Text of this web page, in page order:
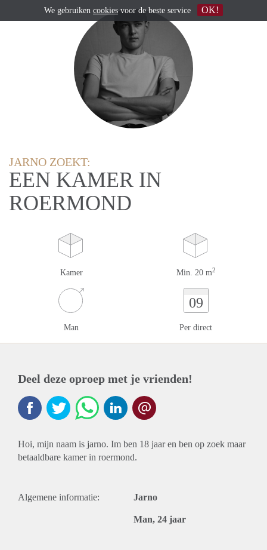
JARNO ZOEKT:
EEN KAMER IN
ROERMOND
Kamer Min. 20 m2
Man
09
Per direct
Deel deze oproep met je vrienden!
Hoi, mijn naam is jarno. Im ben 18 jaar en ben op zoek maar
betaaldbare kamer in roermond.
Algemene informatie: Jarno
Man, 24 jaar
We gebruiken cookiesvoor de beste service OK!